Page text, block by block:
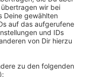
NINA gegeben.
über die
wie beim letzten
auch 160
Letztes Mal